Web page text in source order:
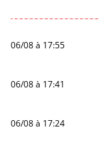
06/08 à 17:55
06/08 à 17:41
06/08 à 17:24